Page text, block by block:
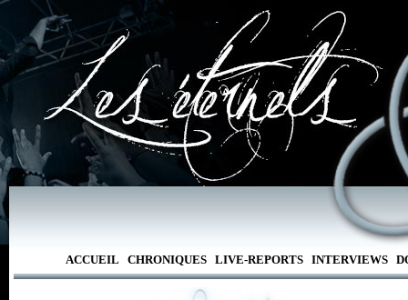
ACCUEIL CHRONIQUES LIVE-REPORTS INTERVIEWS